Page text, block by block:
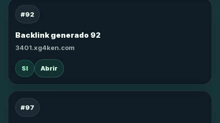
#92
Backlink generado 92
3401.xg4ken.com
SI Abrir
#97